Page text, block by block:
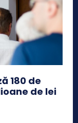
180 de
de lei